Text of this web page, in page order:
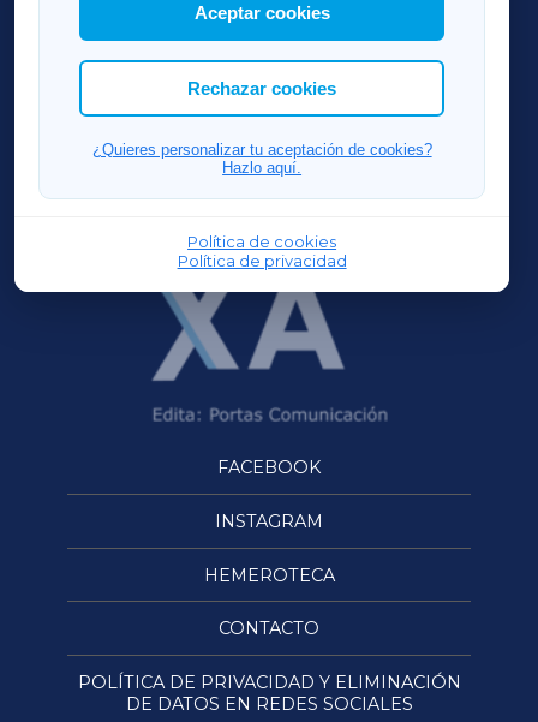
Asimismo, puedes personalizar la elección de
las cookies que deseas permitir.
Aceptar cookies
Rechazar cookies
¿Quieres personalizar tu aceptación de cookies?
Hazlo aquí.
Política de cookies
Política de privacidad
RIBEIRASACRAXA
ACORUÑAXA
FERROLXA
OURENSEXA
FACEBOOK
INSTAGRAM
HEMEROTECA
CONTACTO
POLÍTICA DE PRIVACIDAD Y ELIMINACIÓN
DE DATOS EN REDES SOCIALES